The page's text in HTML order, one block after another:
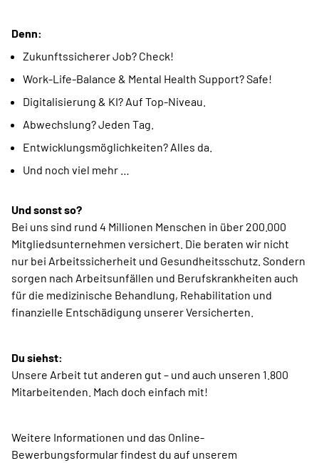
Denn:
Zukunftssicherer Job? Check!
Work-Life-Balance & Mental Health Support? Safe!
Digitalisierung & KI? Auf Top-Niveau.
Abwechslung? Jeden Tag.
Entwicklungsmöglichkeiten? Alles da.
Und noch viel mehr …
Und sonst so?
Bei uns sind rund 4 Millionen Menschen in über 200.000
Mitgliedsunternehmen versichert. Die beraten wir nicht
nur bei Arbeitssicherheit und Gesundheitsschutz. Sondern
sorgen nach Arbeitsunfällen und Berufskrankheiten auch
für die medizinische Behandlung, Rehabilitation und
finanzielle Entschädigung unserer Versicherten.
Du siehst:
Unsere Arbeit tut anderen gut – und auch unseren 1.800
Mitarbeitenden. Mach doch einfach mit!
Weitere Informationen und das Online-
Bewerbungsformular findest du auf unserem